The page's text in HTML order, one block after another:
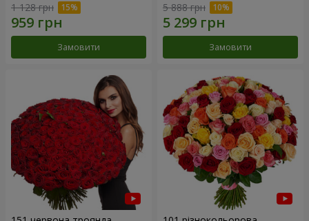
1 128 грн
Замовити
5 888 грн
Замовити